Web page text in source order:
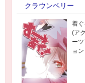
クラウンベリー
着
(ア
ー
ョ